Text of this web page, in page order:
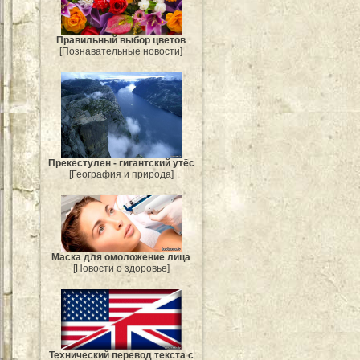
Правильный выбор цветов
[Познавательные новости]
Прекестулен - гигантский утёс
[География и природа]
Маска для омоложение лица
[Новости о здоровье]
Технический перевод текста с